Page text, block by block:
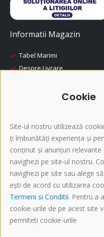
Cookie
Site-ul nostru utilizează
ți îmbunătăți experiența și
conținut și anunțuri relevante
navighezi pe site-ul nostru.
navighezi pe site sau alege
ești de acord cu utilizarea
Termeni si Conditii. Pentru a
cookie-urile de pe acest site
permiteti cookie-urile
Informatii Magazin
Tabel Marimi
Despre Livrare
Inscriere NewsLetter
Afla cele mai noi oferte si
©Copyright 2015-present i-